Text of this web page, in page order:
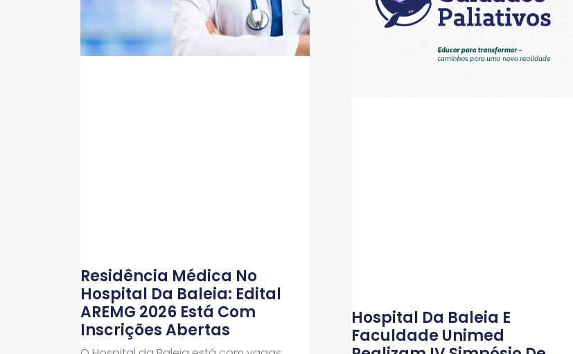
Residência Médica No
Hospital Da Baleia: Edital
AREMG 2026 Está Com
Inscrições Abertas
Hospital Da Baleia E
Faculdade Unimed